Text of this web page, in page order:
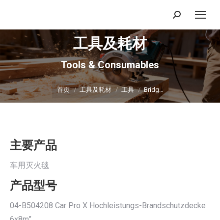
搜
索：
工具及耗材
Tools & Consumables
你在这里：
首页 工具及耗材 工具 Bridg…
主要产品
车用灭火毯
产品型号
04-B504208 Car Pro X Hochleistungs-Brandschutzdecke